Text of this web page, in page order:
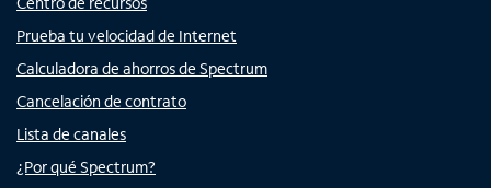
Prueba tu velocidad de Internet
Calculadora de ahorros de Spectrum
Cancelación de contrato
Lista de canales
¿Por qué Spectrum?